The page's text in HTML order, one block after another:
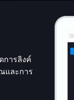
การลิงค์
และการ